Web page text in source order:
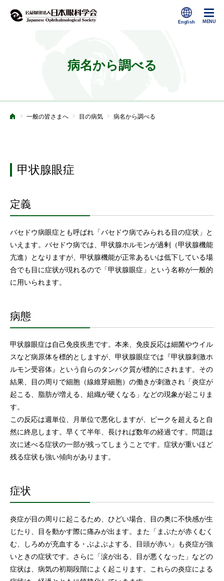
病名から調べる
ホーム
> 一般の皆さまへ > 目の病気 > 病名から調べる
甲状腺眼症
定義
バセドウ病眼症とも呼ばれ「バセドウ病でみられる目の症状」と
いえます。バセドウ病では、甲状腺ホルモンが過剰（甲状腺機能
亢進）となりますが、甲状腺機能が正常あるいは低下している場
合でも目に症状が現れるので「甲状腺眼症」という名称が一般的
に用いられます。
病態
甲状腺眼症は自己免疫疾患です。本来、免疫反応は細菌やウイル
スなど病原体を標的としますが、甲状腺眼症では『甲状腺刺激ホ
ルモン受容体』という自らのタンパク質が標的にされます。その
結果、目の周りで細胞（線維芽細胞）の働きが刺激され「炎症が
起こる、脂肪が増える、組織が硬くなる」などの現象が起こりま
す。
この反応は週単位、月単位で悪化しますが、ピークを超えると自
然に終息します。早くて半年、長ければ数年の経過です。問題は
次に述べる症状の一部が残ってしまうことです。症状が重いほど
残る症状も強い傾向があります。
症状
炎症が目の周りに起こるため、ひどい場合、目の奥に不快感が生
じたり、目を動かす際に痛みが出ます。また「まぶたが赤くむく
む、しろめが充血する・ぶよぶよする、目頭が赤い」も炎症が強
いときの症状です。さらに「涙が出る、目が悪くなった」などの
症状は、病気の初期段階によく起こります。これらの炎症による